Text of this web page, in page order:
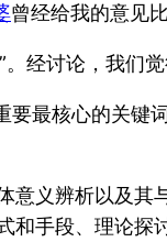
曾经给我的意见
。经讨论，我们
要最核心的关键
意义辨析以及其
和手段、理论探